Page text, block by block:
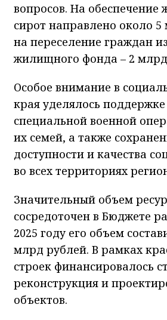
вопросов. На обеспечение
сирот направлено около
на переселение граждан
жилищного фонда – 2
Особое внимание в
края уделялось
специальной военной
их семей, а также
доступности и качества
во всех территориях
Значительный объем
сосредоточен в Бюджете
2025 году его объем
млрд рублей. В рамках
строек финансировалось
реконструкция и
объектов.